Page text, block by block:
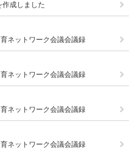
成しました
ネットワーク会議会議録
ネットワーク会議会議録
ネットワーク会議会議録
ネットワーク会議会議録